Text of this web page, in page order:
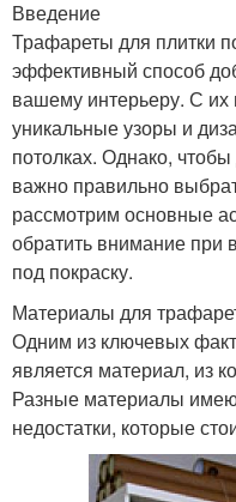
Введение
Трафареты для плитки
эффективный способ
вашему интерьеру. С
уникальные узоры и
потолках. Однако,
важно правильно
рассмотрим основные
обратить внимание при
под покраску.
Материалы для
Одним из ключевых
является материал, из
Разные материалы
недостатки, которые